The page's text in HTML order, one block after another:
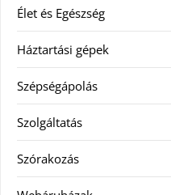
Élet és Egészség
Háztartási gépek
Szépségápolás
Szolgáltatás
Szórakozás